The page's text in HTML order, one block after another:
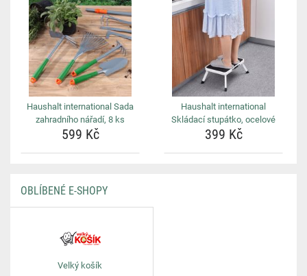
Haushalt international Sada
zahradního nářadí, 8 ks
599 Kč
Haushalt international
Skládací stupátko, ocelové
399 Kč
OBLÍBENÉ E-SHOPY
Velký košík